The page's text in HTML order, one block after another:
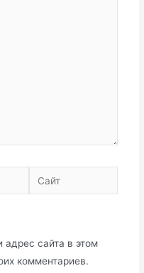
Сайт
адрес сайта в этом
комментариев.